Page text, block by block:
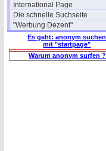
International Page
Die schnelle Suchseite
"Werbung Dezent"
Es geht: anonym suchen
mit "startpage"
Warum anonym surfen ?